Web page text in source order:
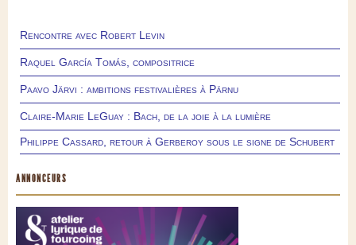
Rencontre avec Robert Levin
Raquel García Tomás, compositrice
Paavo Järvi : ambitions festivalières à Pärnu
Claire-Marie LeGuay : Bach, de la joie à la lumière
Philippe Cassard, retour à Gerberoy sous le signe de Schubert
ANNONCEURS